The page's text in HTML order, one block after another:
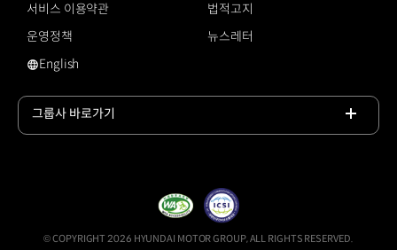
서비스 이용약관
법적고지
운영정책
뉴스레터
영문 사이트로 이동
English
그룹사 바로가기
© COPYRIGHT 2026 HYUNDAI MOTOR GROUP, ALL RIGHTS RESERVED.